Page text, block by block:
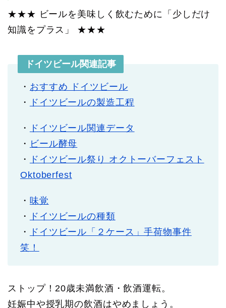
★★★ ビールを美味しく飲むために「少しだけ
知識をプラス」 ★★★
ドイツビール関連記事
・ おすすめ ドイツビール
・
ドイツビールの製造工程
・
ドイツビール関連データ
・ ビール酵母
・
ドイツビール祭り オクトーバーフェスト
Oktoberfest
・ 味覚
・
ドイツビールの種類
・
ドイツビール「２ケース」手荷物事件
笑！
ストップ！20歳未満飲酒・飲酒運転。
妊娠中や授乳期の飲酒はやめましょう。